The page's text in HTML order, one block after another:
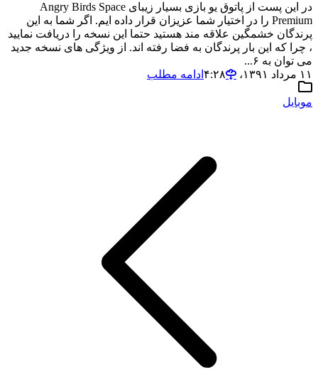
در این پست از پاتوق یو بازی بسیار زیبای Angry Birds Space
Premium را در اختیار شما عزیزان قرار داده ایم. اگر شما به این
پرندگان خشمگین علاقه مند هستید حتما این نسخه را دریافت نمایید
، چرا که این بار پرندگان به فضا رفته اند. از ویژگی های نسخه جدید
می توان به ۶...
۱۱ مرداد ۱۳۹۱،‏ ۴:۲۸
ادامه مطلب
موبایل